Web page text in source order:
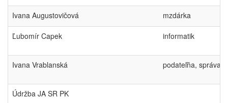
Ivana Augustovičová mzdárka
Ľubomír Capek informatik
Ivana Vrablanská podateľňa, správa
Údržba JA SR PK